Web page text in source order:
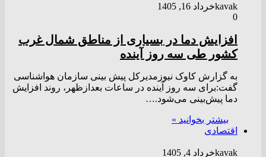
kavakخرداد 16, 1405
0
افزایش دما در بسیاری از مناطق شمال غرب
کشور طی سه روز آینده
به گزارش کاوک نیوزمدیرکل پیش بینی سازمان هواشناسی
گفت:برای سه روز آینده در ساعات بعدازظهر، روند افزایش
دما پیش‌بینی می‌شود.…
بیشتر بخوانید »
اقتصادی
kavakخرداد 4, 1405